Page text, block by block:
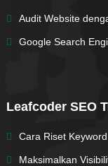
Audit Website
Google Search
Leafcoder SEO
Cara Riset Keyword
Maksimalkan